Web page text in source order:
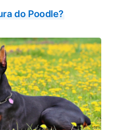
do Poodle?